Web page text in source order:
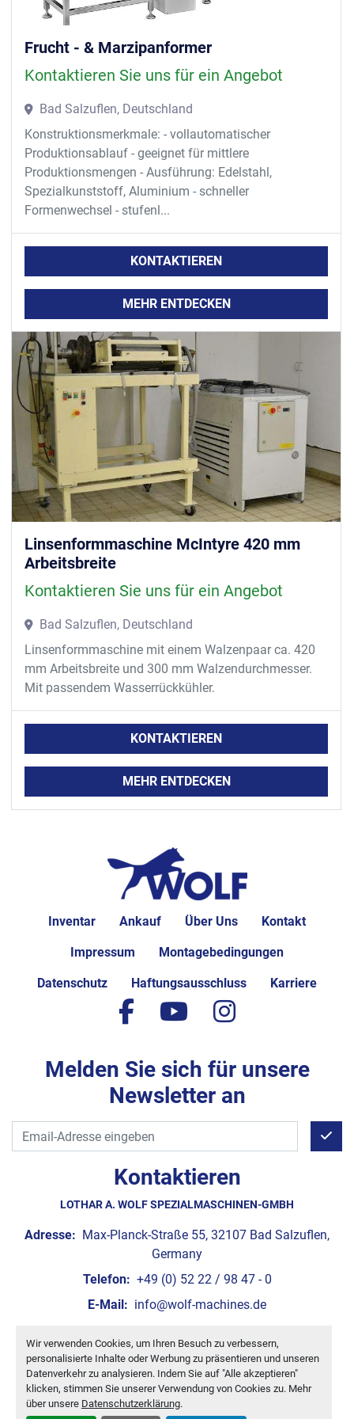
Wir verwenden Cookies, um Ihren Besuch zu verbessern,
personalisierte Inhalte oder Werbung zu präsentieren und unseren
Datenverkehr zu analysieren. Indem Sie auf "Alle akzeptieren"
klicken, stimmen Sie unserer Verwendung von Cookies zu. Mehr
über unsere Datenschutzerklärung.
- integrierte Vorrichtungen zur Verbindung der Masse in
dem Formaggregat und zum
Herauslösen der ausgeformten Produkte
- stufenlose Geschwindigkeitsregulierung
- integriertes Transportbandsystem
Frucht - & Marzipanformer
Kontaktieren Sie uns für ein Angebot
Bad Salzuflen, Deutschland
Konstruktionsmerkmale: - vollautomatischer
Produktionsablauf - geeignet für mittlere
Produktionsmengen - Ausführung: Edelstahl,
Spezialkunststoff, Aluminium - schneller
Formenwechsel - stufenl...
KONTAKTIEREN
MEHR ENTDECKEN
Linsenformmaschine McIntyre 420 mm
Arbeitsbreite
Kontaktieren Sie uns für ein Angebot
Bad Salzuflen, Deutschland
Linsenformmaschine mit einem Walzenpaar ca. 420
mm Arbeitsbreite und 300 mm Walzendurchmesser.
Mit passendem Wasserrückkühler.
KONTAKTIEREN
MEHR ENTDECKEN
Inventar Ankauf Über Uns Kontakt
Impressum Montagebedingungen
Datenschutz Haftungsausschluss Karriere
Kontaktieren
LOTHAR A. WOLF SPEZIALMASCHINEN-GMBH
Adresse: Max-Planck-Straße 55, 32107 Bad Salzuflen,
Germany
Telefon: +49 (0) 52 22 / 98 47 - 0
E-Mail: info@wolf-machines.de
Cookie-Einstellungen
Machinio System-Website vonMachinio
facebook
youtubeinstagram
Melden Sie sich für unsere
Newsletter an